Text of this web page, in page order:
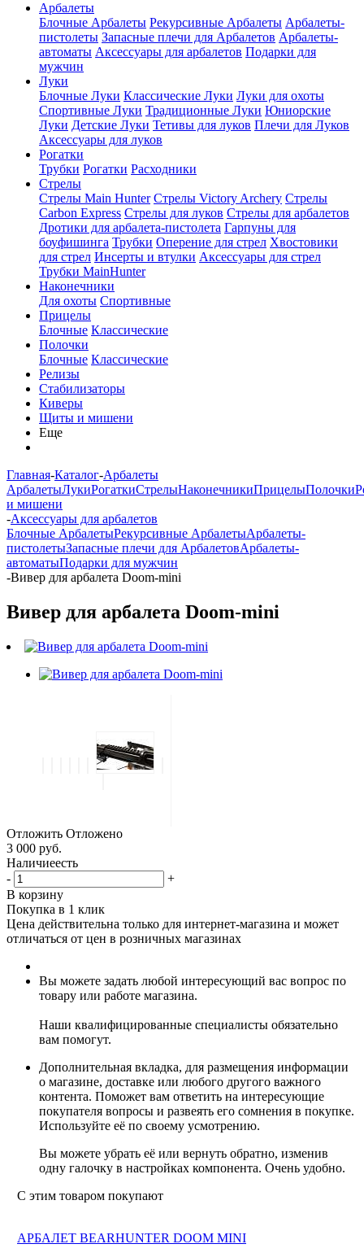
Арбалеты
Блочные Арбалеты Рекурсивные Арбалеты Арбалеты-
пистолеты Запасные плечи для Арбалетов Арбалеты-
автоматы Аксессуары для арбалетов Подарки для
мужчин
Луки
Блочные Луки Классические Луки Луки для охоты
Спортивные Луки Традиционные Луки Юниорские
Луки Детские Луки Тетивы для луков Плечи для Луков
Аксессуары для луков
Рогатки
Трубки Рогатки Расходники
Стрелы
Стрелы Main Hunter Стрелы Victory Archery Стрелы
Carbon Express Стрелы для луков Стрелы для арбалетов
Дротики для арбалета-пистолета Гарпуны для
боуфишинга Трубки Оперение для стрел Хвостовики
для стрел Инсерты и втулки Аксессуары для стрел
Трубки MainHunter
Наконечники
Для охоты Спортивные
Прицелы
Блочные Классические
Полочки
Блочные Классические
Релизы
Стабилизаторы
Киверы
Щиты и мишени
Еще
Главная-Каталог-Арбалеты
АрбалетыЛукиРогаткиСтрелыНаконечникиПрицелыПолочки
и мишени
-Аксессуары для арбалетов
Блочные АрбалетыРекурсивные АрбалетыАрбалеты-
пистолетыЗапасные плечи для АрбалетовАрбалеты-
автоматыПодарки для мужчин
-Вивер для арбалета Doom-mini
Вивер для арбалета Doom-mini
Отложить Отложено
3 000 руб.
Наличиеесть
-
+
В корзину
Покупка в 1 клик
Цена действительна только для интернет-магазина и может
отличаться от цен в розничных магазинах
Вы можете задать любой интересующий вас вопрос по
товару или работе магазина.
Наши квалифицированные специалисты обязательно
вам помогут.
Дополнительная вкладка, для размещения информации
о магазине, доставке или любого другого важного
контента. Поможет вам ответить на интересующие
покупателя вопросы и развеять его сомнения в покупке.
Используйте её по своему усмотрению.
Вы можете убрать её или вернуть обратно, изменив
одну галочку в настройках компонента. Очень удобно.
С этим товаром покупают
АРБАЛЕТ BEARHUNTER DOOM MINI